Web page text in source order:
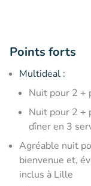
Points forts
Multideal :
​Nuit pour 2 +
​Nuit pour 2 +
dîner en 3
Agréable nuit
bienvenue et,
inclus à Lille